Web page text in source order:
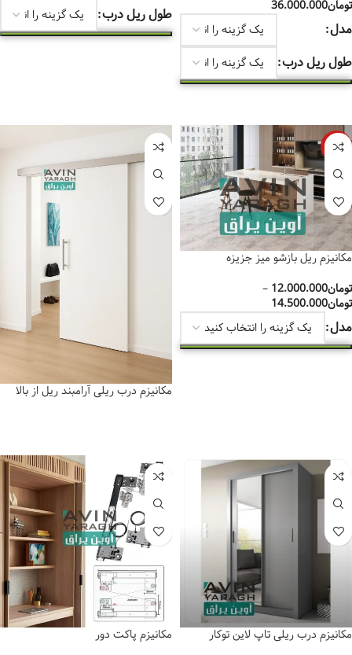
تومان36.000.000
مدل
طول ریل درب
طول ریل درب
-3%
مکانیزم ریل بازشو میز جزیزه
تومان12.000.000
–
تومان14.500.000
مدل
مکانیزم درب ریلی آرامبند ریل از بالا
مکانیزم درب ریلی تاپ لاین توکار
مکانیزم پاکت دور